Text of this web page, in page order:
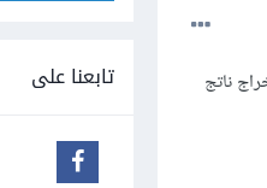
ناتج تابعنا على